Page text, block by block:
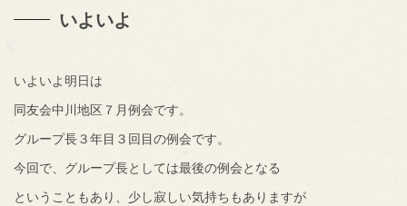
いよいよ
いよいよ明日は
同友会中川地区７月例会です。
グループ長３年目３回目の例会です。
今回で、グループ長としては最後の例会となる
ということもあり、少し寂しい気持ちもありますが